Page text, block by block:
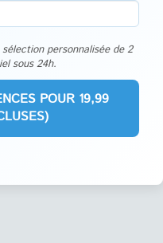
personnalisée de 2
sous 24h.